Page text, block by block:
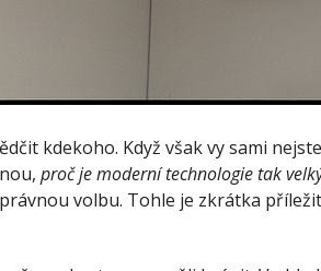
kdekoho. Když však vy sami
proč je moderní technologie tak
volbu. Tohle je zkrátka